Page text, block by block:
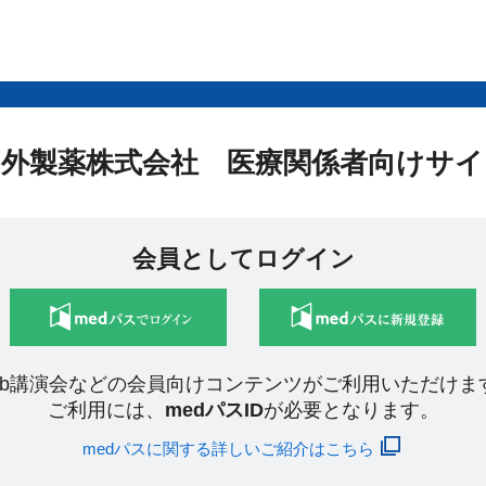
製薬株式会社 医療関係者向けサ
会員としてログイン
講演会などの会員向けコンテンツがご利用いただけま
ご利用には、 medパスIDが必要となります。
medパスに関する詳しいご紹介はこちら